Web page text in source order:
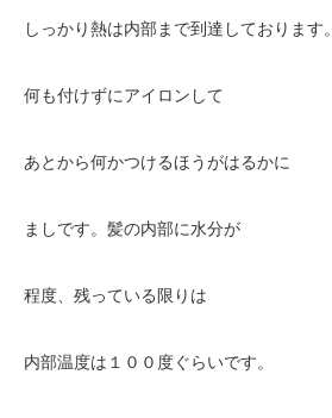
しっかり熱は内部まで到達しております。
何も付けずにアイロンして
あとから何かつけるほうがはるかに
ましです。髪の内部に水分が
程度、残っている限りは
内部温度は１００度ぐらいです。